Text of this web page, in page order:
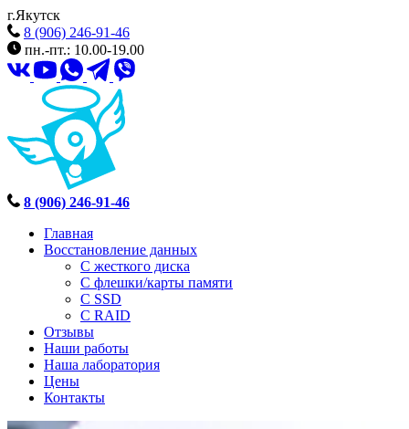
г.Якутск
8 (906) 246-91-46
пн.-пт.: 10.00-19.00
8 (906) 246-91-46
Главная
Восстановление данных
С жесткого диска
С флешки/карты памяти
С SSD
С RAID
Отзывы
Наши работы
Наша лаборатория
Цены
Контакты